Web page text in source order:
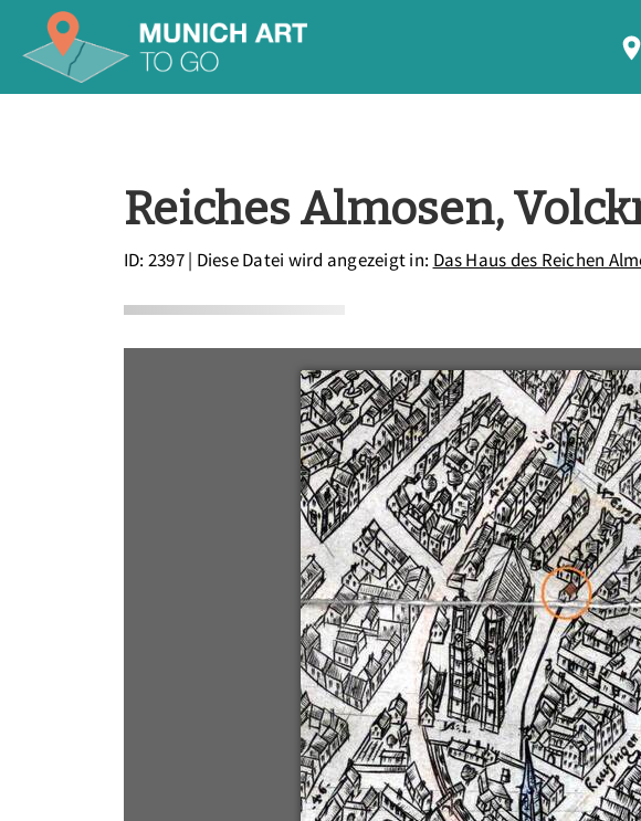
Reiches Almosen,
ID: 2397| Diese Datei wird angezeigt in: Das Haus des Reichen